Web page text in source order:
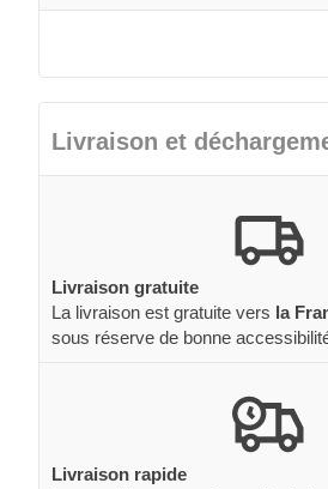
Livraison et
Livraison gratuite
La livraison est gratuite vers la
sous réserve de bonne
Livraison rapide